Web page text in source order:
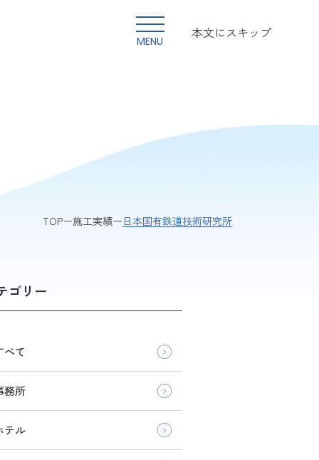
MENU
本文にスキップ
TOP 施工実績 日本国有鉄道技術研究所
ゴリー
べて
務所
テル